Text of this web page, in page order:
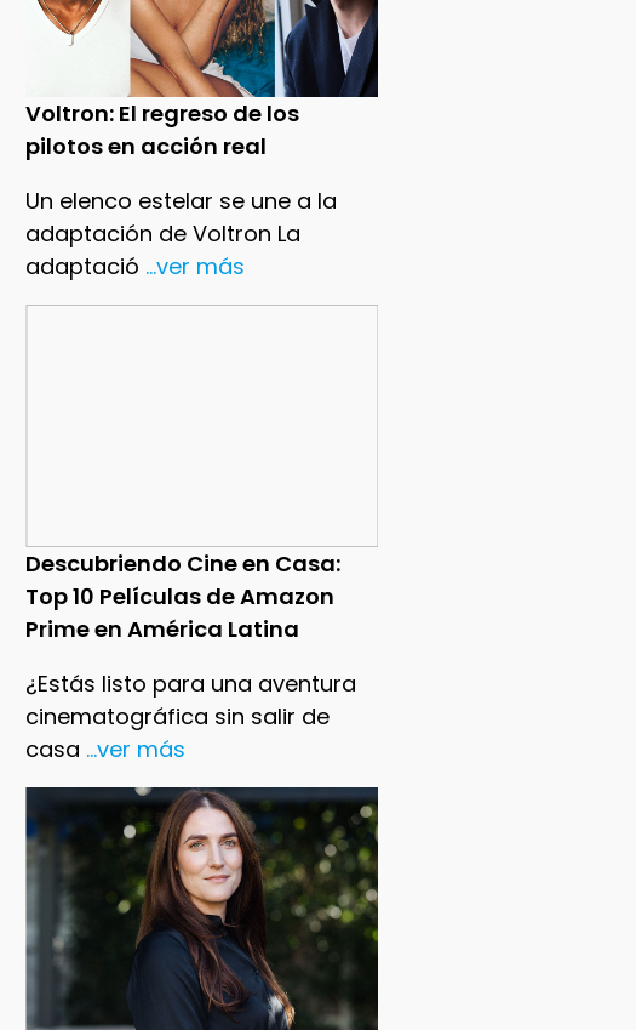
Voltron: El regreso de los
pilotos en acción real
Un elenco estelar se une a la
adaptación de Voltron La
adaptació ...ver más
Descubriendo Cine en Casa:
Top 10 Películas de Amazon
Prime en América Latina
¿Estás listo para una aventura
cinematográfica sin salir de
casa ...ver más